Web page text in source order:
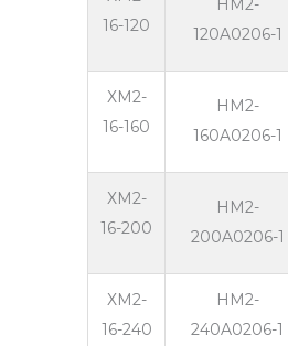
16-120
HM2-
120A0206-1
ХМ2-
16-160
HM2-
160A0206-1
ХМ2-
16-200
HM2-
200A0206-1
ХМ2-
16-240
HM2-
240A0206-1